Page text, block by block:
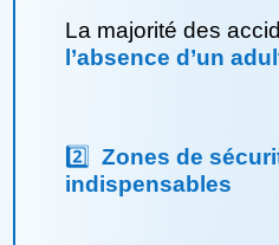
La majorité des
l’absence d’un
2️⃣
Zones de
indispensables